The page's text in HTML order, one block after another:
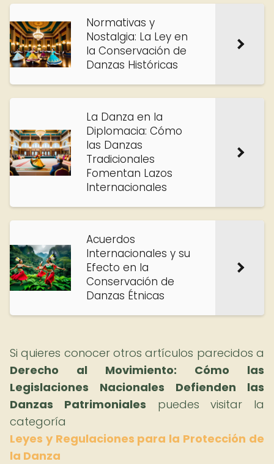
Normativas y
Nostalgia: La Ley en
la Conservación de
Danzas Históricas
La Danza en la
Diplomacia: Cómo
las Danzas
Tradicionales
Fomentan Lazos
Internacionales
Acuerdos
Internacionales y su
Efecto en la
Conservación de
Danzas Étnicas
Si quieres conocer otros artículos parecidos a
Derecho al Movimiento: Cómo las
Legislaciones Nacionales Defienden las
Danzas Patrimoniales puedes visitar la
categoría
Leyes y Regulaciones para la Protección de
la Danza